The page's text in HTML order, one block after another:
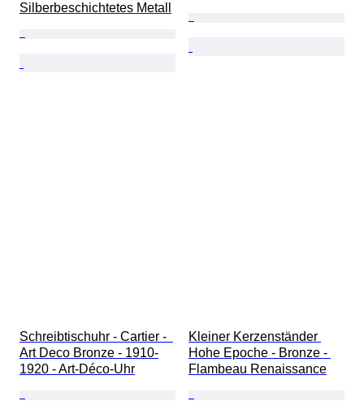
Silberbeschichtetes Metall
Schreibtischuhr - Cartier -
Art Deco Bronze - 1910-
1920 - Art-Déco-Uhr
Kleiner Kerzenständer
Hohe Epoche - Bronze -
Flambeau Renaissance